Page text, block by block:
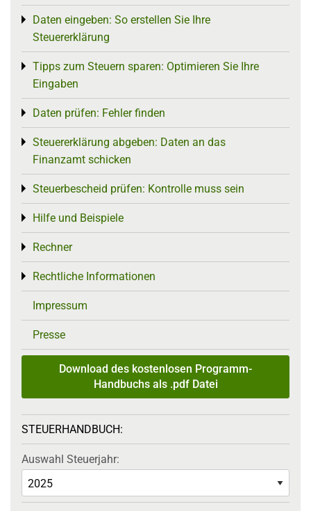
Daten eingeben: So erstellen Sie Ihre
Steuererklärung
Toggle menu
Tipps zum Steuern sparen: Optimieren Sie Ihre
Eingaben
Toggle menu
Daten prüfen: Fehler finden
Toggle menu
Steuererklärung abgeben: Daten an das
Finanzamt schicken
Toggle menu
Steuerbescheid prüfen: Kontrolle muss sein
Toggle menu
Hilfe und Beispiele
Toggle menu
Rechner
Toggle menu
Rechtliche Informationen
Toggle menu
Impressum
Presse
Download des kostenlosen Programm-
Handbuchs als .pdf Datei
STEUERHANDBUCH:
Auswahl Steuerjahr: